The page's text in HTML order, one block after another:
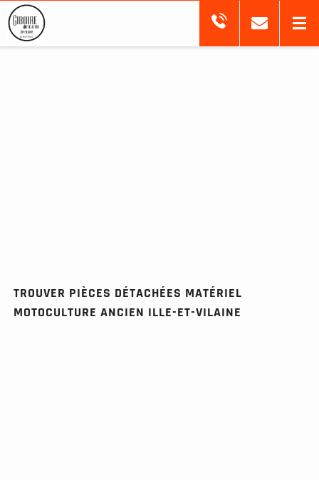
TROUVER PIÈCES DÉTACHÉES MATÉRIEL
MOTOCULTURE ANCIEN ILLE-ET-VILAINE